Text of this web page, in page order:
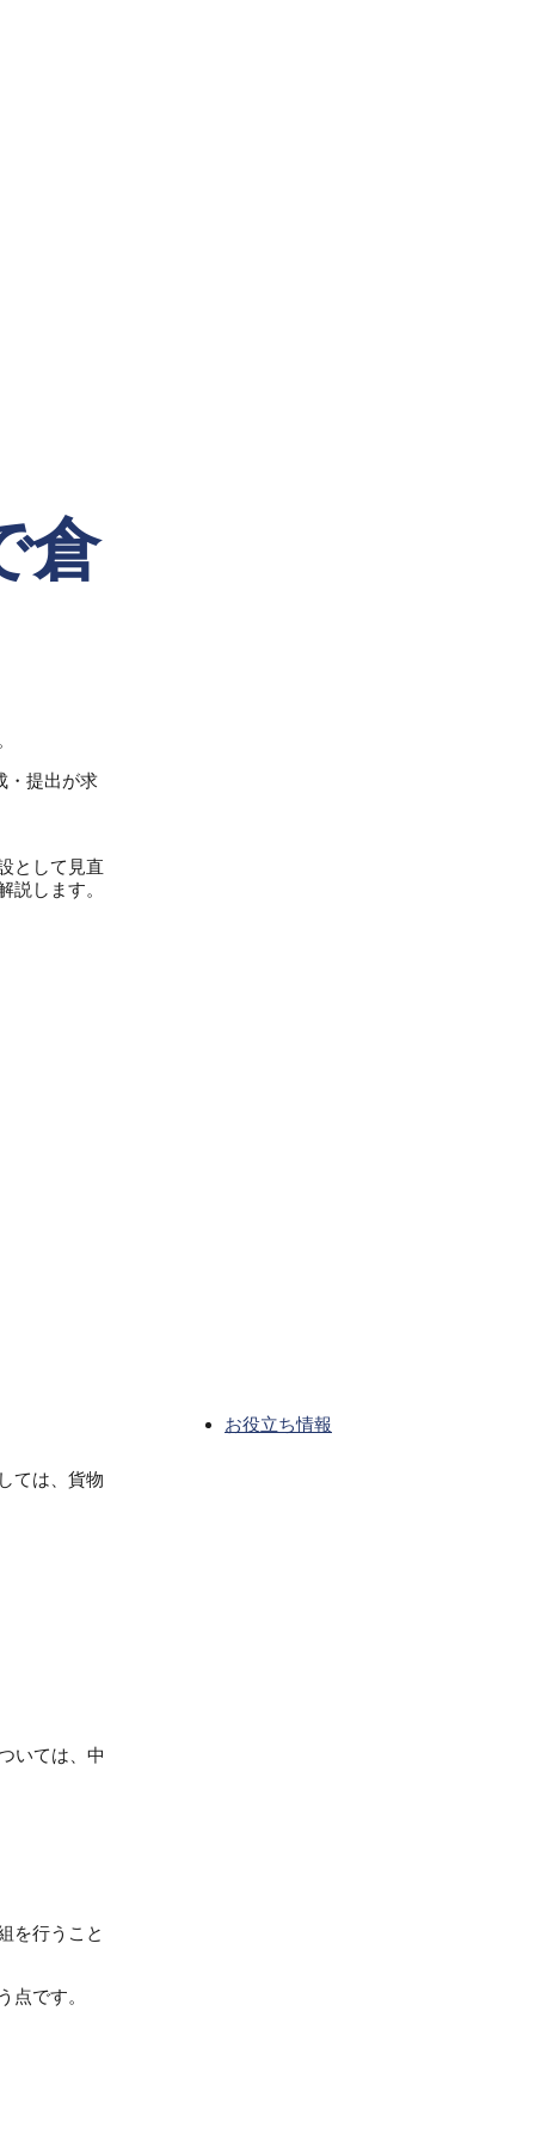
倉
・提出が求
として見直
します。
ては、貨物
いては、中
を行うこと
点です。
お役立ち情報